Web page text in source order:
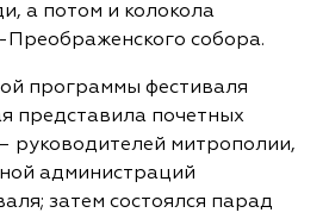
а потом и колокола
собора.
программы фестиваля
представила почетных
руководителей митрополии,
администраций
затем состоялся парад